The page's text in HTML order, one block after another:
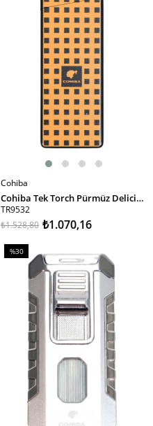
SEPETE EKLE
Cohiba
Cohiba Tek Torch Pürmüz Delicili Turuncu Nokta Desenli Metal Puro Çakmağı
TR9532
₺1.070,16
₺1.528,80
%30
İndirim
%30İndirim